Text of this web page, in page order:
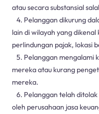
atau secara substansial
4. Pelanggan dikurung
lain di wilayah yang
perlindungan pajak, lokasi
5. Pelanggan mengalami
mereka atau kurang
mereka.
6. Pelanggan telah
oleh perusahaan jasa